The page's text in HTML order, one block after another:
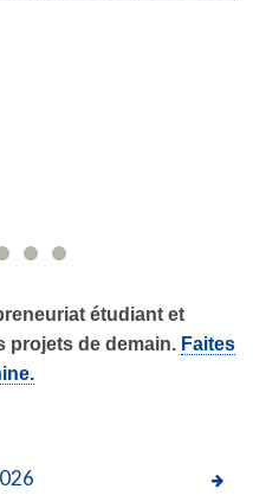
étudiant et
projets de demain. Faites